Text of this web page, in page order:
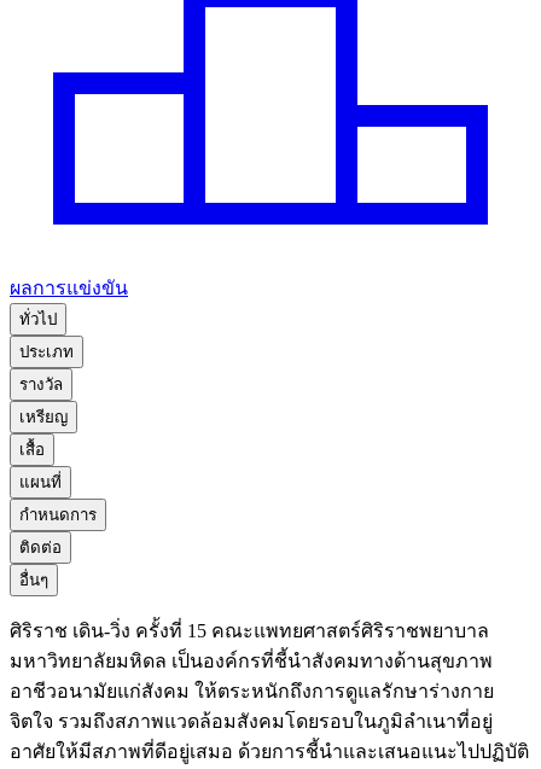
ผลการแข่งขัน
ทั่วไป
ประเภท
รางวัล
เหรียญ
เสื้อ
แผนที่
กำหนดการ
ติดต่อ
อื่นๆ
ศิริราช เดิน-วิ่ง ครั้งที่ 15 คณะแพทยศาสตร์ศิริราชพยาบาล
มหาวิทยาลัยมหิดล เป็นองค์กรที่ชี้นำสังคมทางด้านสุขภาพ
อาชีวอนามัยแก่สังคม ให้ตระหนักถึงการดูแลรักษาร่างกาย
จิตใจ รวมถึงสภาพแวดล้อมสังคมโดยรอบในภูมิลำเนาที่อยู่
อาศัยให้มีสภาพที่ดีอยู่เสมอ ด้วยการชี้นำและเสนอแนะไปปฏิบัติ